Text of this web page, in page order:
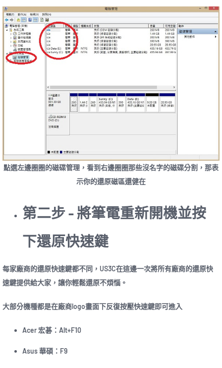
點選左邊圈圈的磁碟管理，看到右邊圈圈那些沒名字的磁碟分割，那表
示你的還原磁區還健在
第二步 – 將筆電重新開機並按
下還原快速鍵
每家廠商的還原快速鍵都不同，US3C在這邊一次將所有廠商的還原快
速鍵提供給大家，讓你輕鬆還原不煩惱。
大部分機種都是在廠商logo畫面下反復按壓快速鍵即可進入
Acer 宏碁：Alt+F10
Asus 華碩：F9